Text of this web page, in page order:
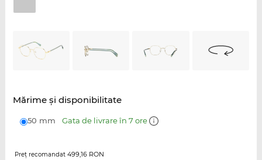
Mărime şi disponibilitate
50 mm Gata de livrare în 7 ore
Preţ recomandat 499,16 RON